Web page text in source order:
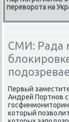
переворота на
СМИ: Рада
Первый
Андрей Портнов
котοрый